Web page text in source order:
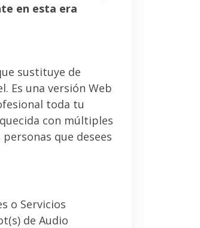
en esta era
sustituye de
Es una versión Web
toda tu
con múltiples
que desees
o Servicios
de Audio